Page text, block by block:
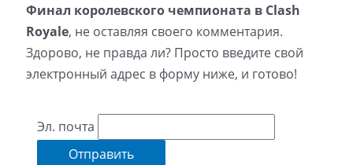
Финал королевского чемпионата в Clash
Royale, не оставляя своего комментария.
Здорово, не правда ли? Просто введите свой
электронный адрес в форму ниже, и готово!
Эл. почта